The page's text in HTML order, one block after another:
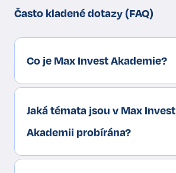
Často kladené dotazy (FAQ)
Co je Max Invest Akademie?
Jaká témata jsou v Max Invest
Akademii probírána?